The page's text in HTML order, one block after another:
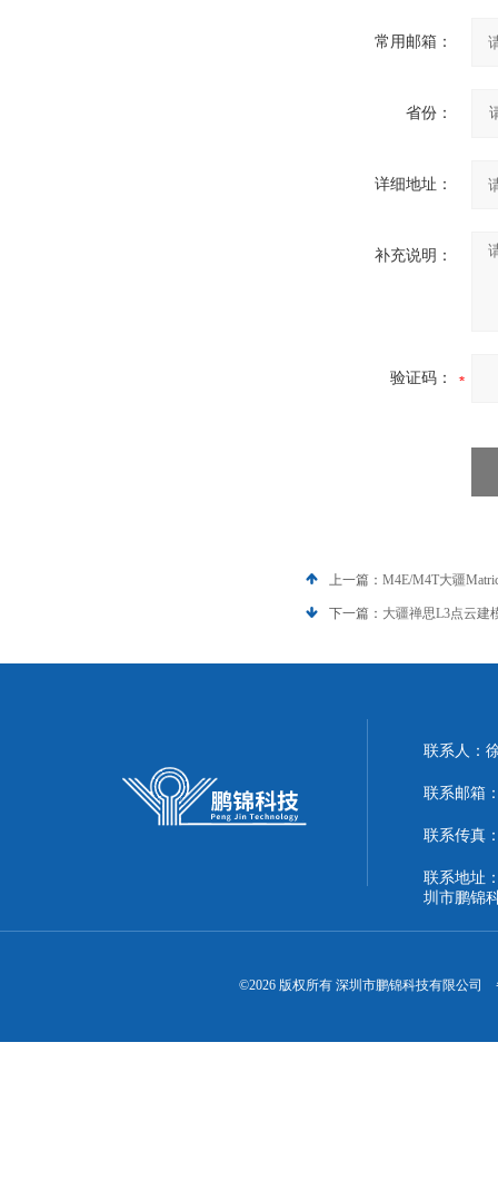
常用邮箱：
省份：
详细地址：
补充说明：
验证码：
上一篇： M4E/M4T大疆
下一篇： 大疆禅思L3点云建
联系人：
联系邮箱
联系传真
联系地址
圳市鹏锦
©2026 版权所有 深圳市鹏锦科技有限公司